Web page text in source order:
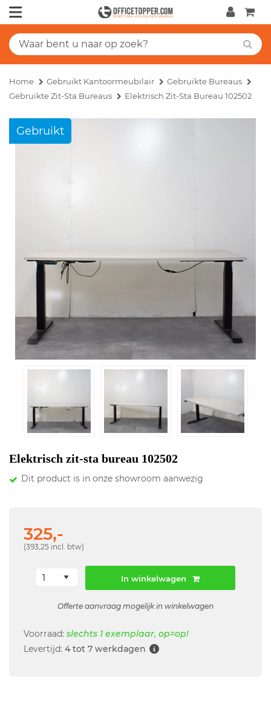
Home Gebruikt Kantoormeubilair
Gebruikte Bureaus
Gebruikte Zit-Sta Bureaus
Elektrisch Zit-Sta Bureau 102502
Gebruikt
Elektrisch zit-sta bureau 102502
Dit product is in onze showroom aanwezig
325,-
(393,25 incl. btw)
In winkelwagen
Offerte aanvraag mogelijk in winkelwagen
Voorraad: slechts 1 exemplaar, op=op!
Levertijd: 4 tot 7 werkdagen